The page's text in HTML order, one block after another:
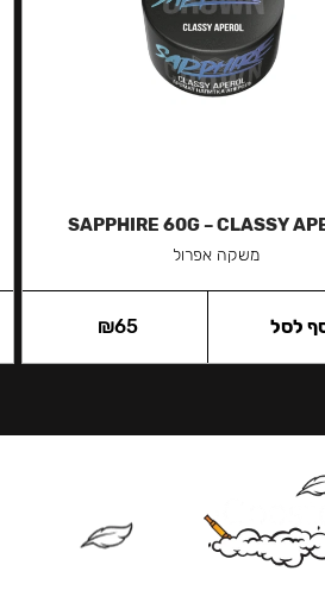
SAPPHIRE 60G – CLASSY
משקה אפרול
₪65 לסל